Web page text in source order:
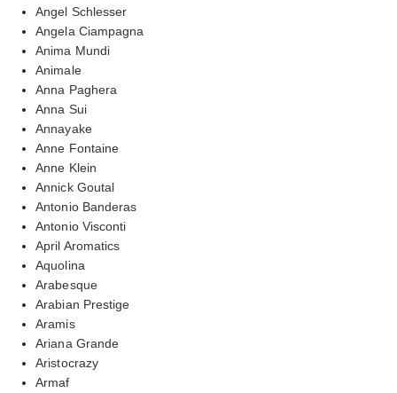
Angel Schlesser
Angela Ciampagna
Anima Mundi
Animale
Anna Paghera
Anna Sui
Annayake
Anne Fontaine
Anne Klein
Annick Goutal
Antonio Banderas
Antonio Visconti
April Aromatics
Aquolina
Arabesque
Arabian Prestige
Aramis
Ariana Grande
Aristocrazy
Armaf